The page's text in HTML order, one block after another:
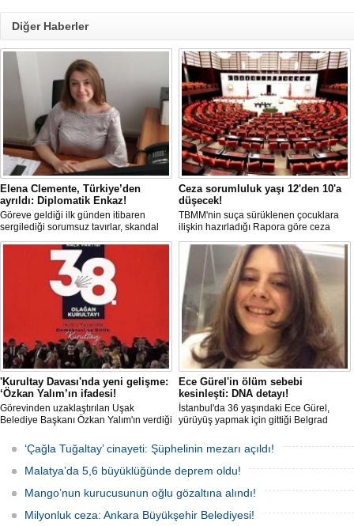
Diğer Haberler
Elena Clemente, Türkiye’den
ayrıldı: Diplomatik Enkaz!
Göreve geldiği ilk günden itibaren
sergilediği sorumsuz tavırlar, skandal
kararlar ve özellikle Türk öğrencilere
uyguladığı vize ambargosuyla tepkilerin
odağında olan İtalya’nın İstanbul
Başkonsolosu Elena Clemente’nin
Türkiye’deki görevi nihayet sona erdi.
Ceza sorumluluk yaşı 12'den 10'a
düşecek!
TBMM'nin suça sürüklenen çocuklara
ilişkin hazırladığı Rapora göre ceza
sorumluluğu yaşının; 12'den 10'a
düşürülmesi planlanıyor.
'Kurultay Davası'nda yeni gelişme:
‘Özkan Yalım’ın ifadesi!
Görevinden uzaklaştırılan Uşak
Belediye Başkanı Özkan Yalım'ın verdiği
Ece Gürel'in ölüm sebebi
kesinleşti: DNA detayı!
İstanbul'da 36 yaşındaki Ece Gürel,
yürüyüş yapmak için gittiği Belgrad
karıştı. 4 gün sonra sağ bulunan ancak
kaldırıldığı hastanede hayatını
kaybeden Ece'nin ölümüyle ilgili
soruşturma tamamlanırken, dikkat
çeken detaylar yer aldı.
‘Çağla Tuğaltay’ cinayeti: Şüphelinin mezarı açıldı!
Malatya’da 5,6 büyüklüğünde deprem oldu!
Mango’nun kurucusunun oğlu gözaltına alındı!
Milyonluk ceza: Ankara Büyükşehir Belediyesi!